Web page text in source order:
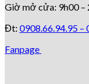
Giờ mở cửa: 9h00 –
Đt: 0908.66.94.95 –
Fanpage